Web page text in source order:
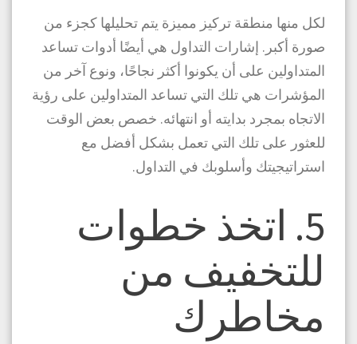
لكل منها منطقة تركيز مميزة يتم تحليلها كجزء من
صورة أكبر. إشارات التداول هي أيضًا أدوات تساعد
المتداولين على أن يكونوا أكثر نجاحًا، ونوع آخر من
المؤشرات هي تلك التي تساعد المتداولين على رؤية
الاتجاه بمجرد بدايته أو انتهائه. خصص بعض الوقت
للعثور على تلك التي تعمل بشكل أفضل مع
استراتيجيتك وأسلوبك في التداول.
5. اتخذ خطوات
للتخفيف من
مخاطرك